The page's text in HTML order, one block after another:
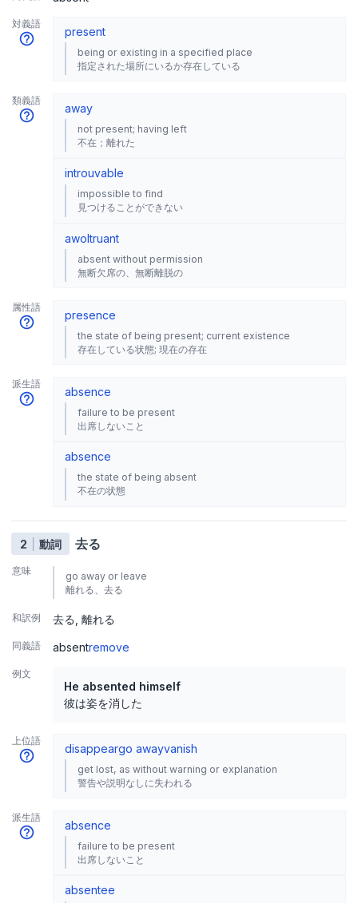
対義語
present
being or existing in a specified place
指定された場所にいるか存在している
類義語
away
not present; having left
不在；離れた
introuvable
impossible to find
見つけることができない
awoltruant
absent without permission
無断欠席の、無断離脱の
属性語
presence
the state of being present; current existence
存在している状態; 現在の存在
派生語
absence
failure to be present
出席しないこと
absence
the state of being absent
不在の状態
2 動詞 去る
意味
go away or leave
離れる、去る
和訳例 去る 離れる
同義語 absentremove
例文
He absented himself
彼は姿を消した
上位語
disappeargo awayvanish
get lost, as without warning or explanation
警告や説明なしに失われる
派生語
absence
failure to be present
出席しないこと
absentee